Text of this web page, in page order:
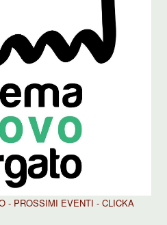
- PROSSIMI EVENTI - CLICKA